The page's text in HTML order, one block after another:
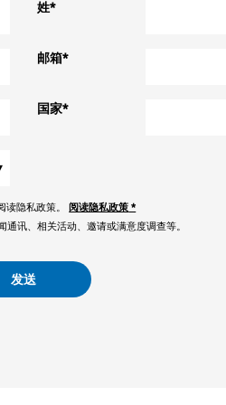
姓*
邮箱*
国家*
隐私政策。 阅读隐私政策 *
讯、相关活动、邀请或满意度调查等。
发送